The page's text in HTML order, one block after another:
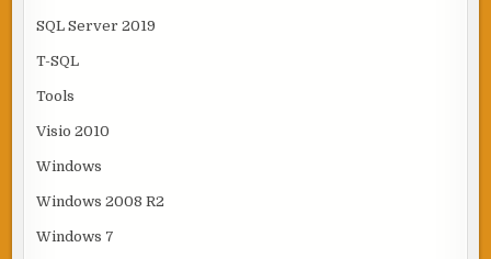
SQL Server 2019
T-SQL
Tools
Visio 2010
Windows
Windows 2008 R2
Windows 7